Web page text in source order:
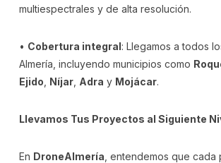
multiespectrales y de alta resolución.
• Cobertura integral: Llegamos a todos
Almería, incluyendo municipios como
Ejido Níjar, Adra y Mojácar.
Llevamos Tus Proyectos al Siguiente
En DroneAlmería , entendemos que